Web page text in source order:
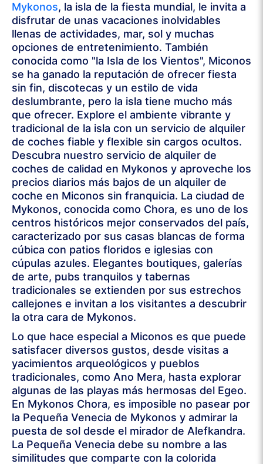
Mykonos, la isla de la fiesta mundial, le invita a
disfrutar de unas vacaciones inolvidables
llenas de actividades, mar, sol y muchas
opciones de entretenimiento. También
conocida como "la Isla de los Vientos", Miconos
se ha ganado la reputación de ofrecer fiesta
sin fin, discotecas y un estilo de vida
deslumbrante, pero la isla tiene mucho más
que ofrecer. Explore el ambiente vibrante y
tradicional de la isla con un servicio de alquiler
de coches fiable y flexible sin cargos ocultos.
Descubra nuestro servicio de alquiler de
coches de calidad en Mykonos y aproveche los
precios diarios más bajos de un alquiler de
coche en Miconos sin franquicia. La ciudad de
Mykonos, conocida como Chora, es uno de los
centros históricos mejor conservados del país,
caracterizado por sus casas blancas de forma
cúbica con patios floridos e iglesias con
cúpulas azules. Elegantes boutiques, galerías
de arte, pubs tranquilos y tabernas
tradicionales se extienden por sus estrechos
callejones e invitan a los visitantes a descubrir
la otra cara de Mykonos.
Lo que hace especial a Miconos es que puede
satisfacer diversos gustos, desde visitas a
yacimientos arqueológicos y pueblos
tradicionales, como Ano Mera, hasta explorar
algunas de las playas más hermosas del Egeo.
En Mykonos Chora, es imposible no pasear por
la Pequeña Venecia de Mykonos y admirar la
puesta de sol desde el mirador de Alefkandra.
La Pequeña Venecia debe su nombre a las
similitudes que comparte con la colorida